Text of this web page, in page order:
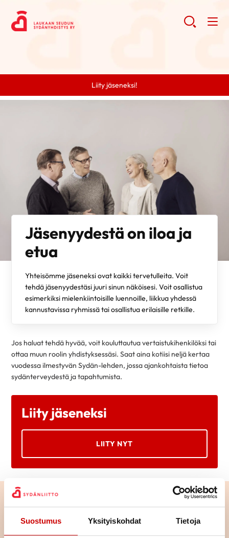
Suostumus Yksityiskohdat Tietoja
Liity jäseneksi!
Jäsenyydestä on iloa ja
etua
Yhteisömme jäseneksi ovat kaikki tervetulleita. Voit
tehdä jäsenyydestäsi juuri sinun näköisesi. Voit osallistua
esimerkiksi mielenkiintoisille luennoille, liikkua yhdessä
kannustavissa ryhmissä tai osallistua erilaisille retkille.
Jos haluat tehdä hyvää, voit kouluttautua vertaistukihenkilöksi tai
ottaa muun roolin yhdistyksessäsi. Saat aina kotiisi neljä kertaa
vuodessa ilmestyvän Sydän-lehden, jossa ajankohtaista tietoa
sydänterveydestä ja tapahtumista.
Liity jäseneksi
LIITY NYT